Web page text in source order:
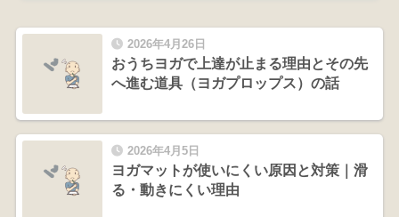
2026年4月26日
おうちヨガで上達が止まる理由とその先
へ進む道具（ヨガプロップス）の話
2026年4月5日
ヨガマットが使いにくい原因と対策｜滑
る・動きにくい理由